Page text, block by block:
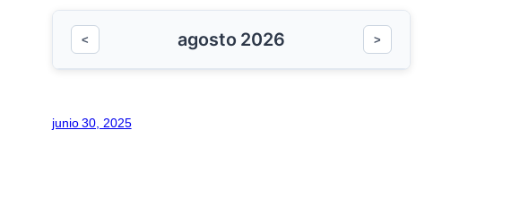
< agosto 2026 >
junio 30, 2025